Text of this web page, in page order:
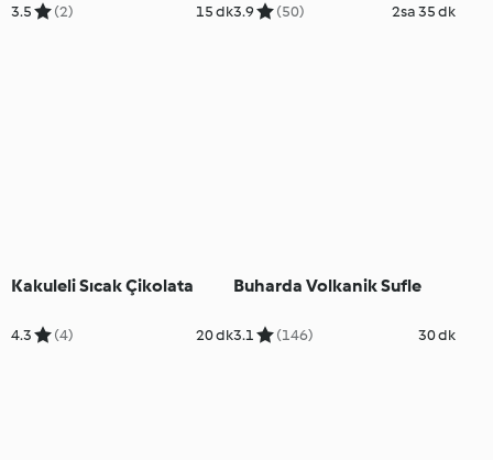
3.5 (2) 15 dk3.9 (50) 2sa 35 dk
Kakuleli Sıcak Çikolata
4.3 (4) 20 dk
Buharda Volkanik Sufle
3.1 (146) 30 dk